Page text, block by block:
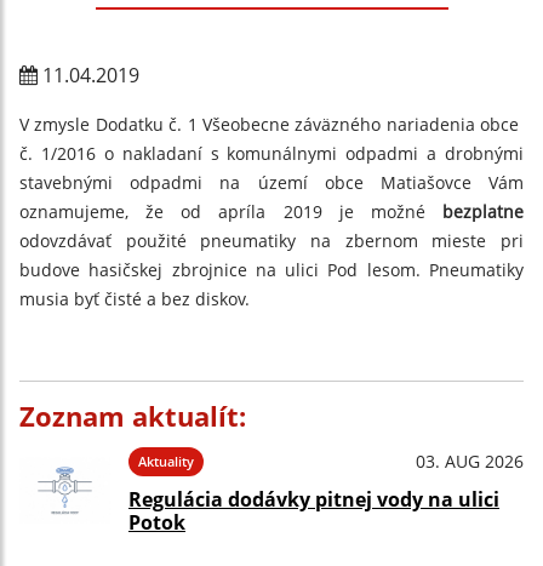
11.04.2019
V zmysle Dodatku č. 1 Všeobecne záväzného nariadenia obce
č. 1/2016 o nakladaní s komunálnymi odpadmi a drobnými
stavebnými odpadmi na území obce Matiašovce Vám
oznamujeme, že od apríla 2019 je možné bezplatne
odovzdávať použité pneumatiky na zbernom mieste pri
budove hasičskej zbrojnice na ulici Pod lesom. Pneumatiky
musia byť čisté a bez diskov.
Zoznam aktualít:
Aktuality 03. AUG 2026
Regulácia dodávky pitnej vody na ulici
Potok